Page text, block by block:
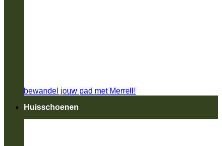
bewandel jouw pad met Merrell!
Huisschoenen